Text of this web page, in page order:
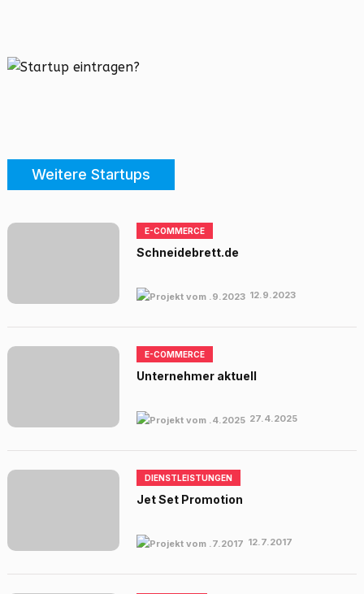
Weitere Startups
E-COMMERCE
Schneidebrett.de
12.9.2023
E-COMMERCE
Unternehmer aktuell
27.4.2025
DIENSTLEISTUNGEN
Jet Set Promotion
12.7.2017